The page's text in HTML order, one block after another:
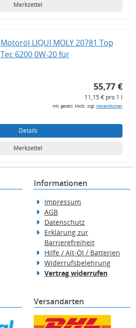
Merkzettel
Motoröl LIQUI MOLY 20781 Top
Tec 6200 0W-20 für
55,77 €
11,15 € pro 1 l
inkl. gesetzl. MwSt., zzgl.Versandkosten
Details
Merkzettel
Informationen
Impressum
AGB
Datenschutz
Erklärung zur
Barrierefreiheit
Hilfe / Alt-Öl / Batterien
Widerrufsbelehrung
Vertrag widerrufen
Versandarten